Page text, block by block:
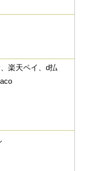
楽天ペイ、d払